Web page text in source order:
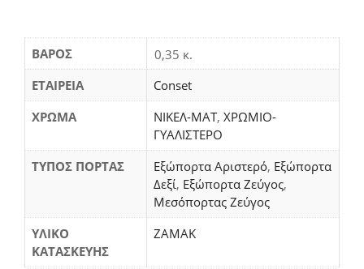
ΒΆΡΟΣ
0,35 κ.
ΕΤΑΙΡΕΙΑ
Conset
ΧΡΩΜΑ
ΝΙΚΕΛ-ΜΑΤ, ΧΡΩΜΙΟ-
ΓΥΑΛΙΣΤΕΡΟ
ΤΥΠΟΣ ΠΟΡΤΑΣ
Εξώπορτα Αριστερό, Εξώπορτα
Δεξί, Εξώπορτα Ζεύγος,
Μεσόπορτας Ζεύγος
ΥΛΙΚΟ
ΚΑΤΑΣΚΕΥΗΣ
ΖΑΜΑΚ